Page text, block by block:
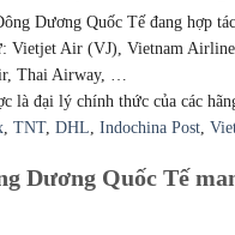
Dương Quốc Tế đang hợp
Vietjet Air (VJ), Vietnam
Thai Airway, …
là đại lý chính thức của các
, TNT, DHL, Indochina Post,
Dương Quốc Tế